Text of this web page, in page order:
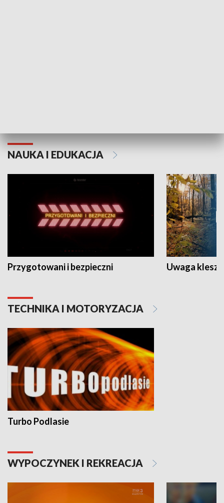
NAUKA I EDUKACJA
Przygotowani i bezpieczni Uwaga
TECHNIKA I MOTORYZACJA
Turbo Podlasie
WYPOCZYNEK I REKREACJA